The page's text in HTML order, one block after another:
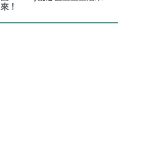
來！